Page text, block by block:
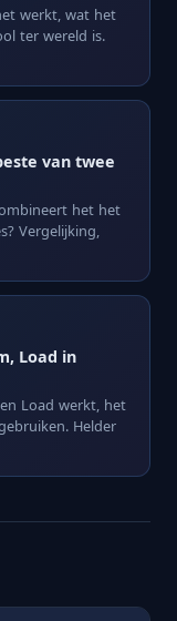
werkt, wat het
ter wereld is.
van twee
het het
Vergelijking,
Load in
Load werkt, het
Helder